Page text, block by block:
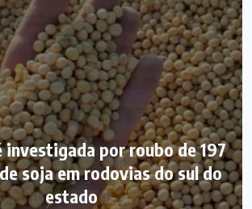
investigada por roubo de 197
soja em rodovias do sul do
estado